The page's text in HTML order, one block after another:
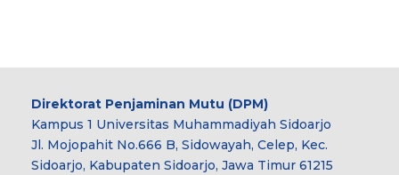
Direktorat Penjaminan Mutu (DPM)
Kampus 1 Universitas Muhammadiyah Sidoarjo
Jl. Mojopahit No.666 B, Sidowayah, Celep, Kec.
Sidoarjo, Kabupaten Sidoarjo, Jawa Timur 61215